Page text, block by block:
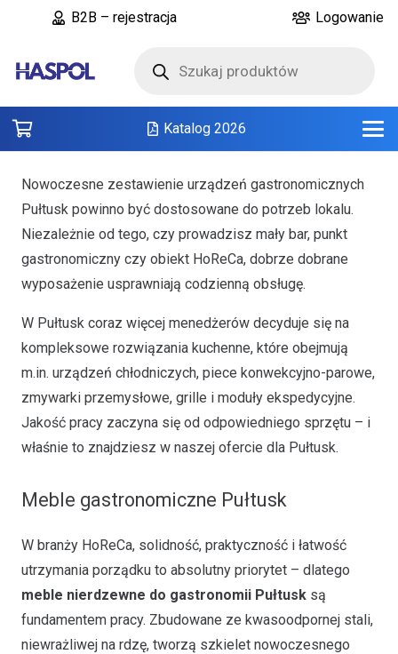
B2B – rejestracja Logowanie
produktów
Katalog 2026
Nowoczesne zestawienie urządzeń gastronomicznych
Pułtusk powinno być dostosowane do potrzeb lokalu.
Niezależnie od tego, czy prowadzisz mały bar, punkt
gastronomiczny czy obiekt HoReCa, dobrze dobrane
wyposażenie usprawniają codzienną obsługę.
W Pułtusk coraz więcej menedżerów decyduje się na
kompleksowe rozwiązania kuchenne, które obejmują
m.in. urządzeń chłodniczych, piece konwekcyjno-parowe,
zmywarki przemysłowe, grille i moduły ekspedycyjne.
Jakość pracy zaczyna się od odpowiedniego sprzętu – i
właśnie to znajdziesz w naszej ofercie dla Pułtusk.
Meble gastronomiczne Pułtusk
W branży HoReCa, solidność, praktyczność i łatwość
utrzymania porządku to absolutny priorytet – dlatego
meble nierdzewne do gastronomii Pułtusk są
fundamentem pracy. Zbudowane ze kwasoodpornej stali,
niewrażliwej na rdzę, tworzą szkielet nowoczesnego